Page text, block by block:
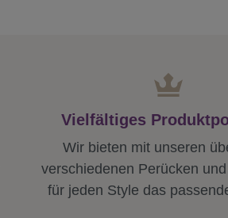
Vielfältiges
Wir bieten mit unseren
verschiedenen Perücken
für jeden Style das